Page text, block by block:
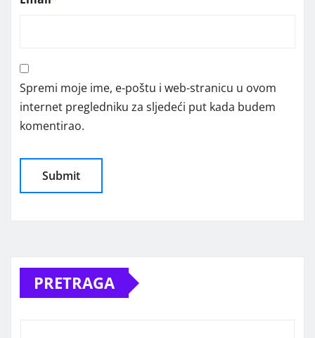
Spremi moje ime, e-poštu i web-stranicu u ovom
internet pregledniku za sljedeći put kada budem
komentirao.
PRETRAGA